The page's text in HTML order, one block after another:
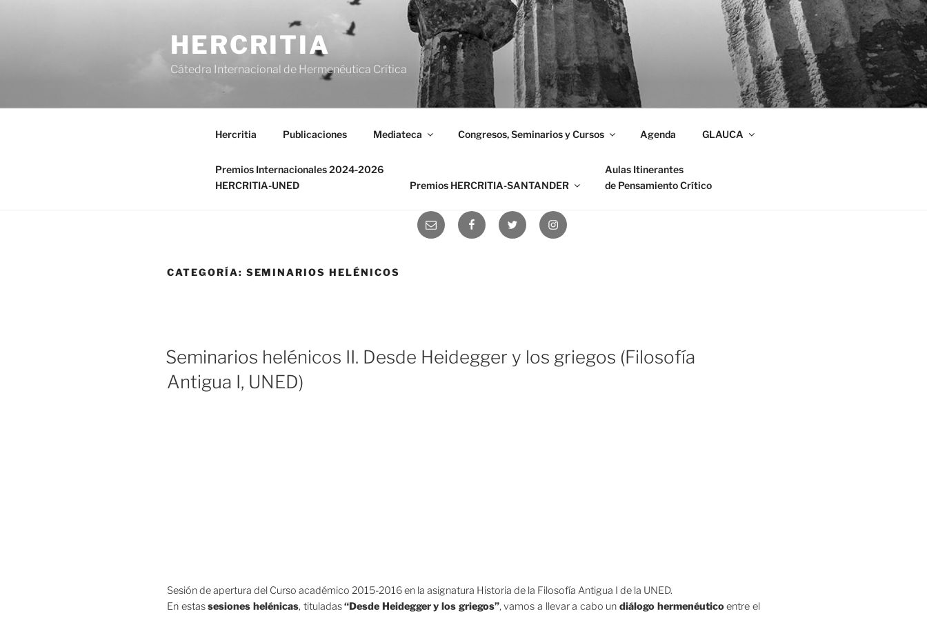
HERCRITIA
Cátedra Internacional de Hermenéutica Crítica
Hercritia Publicaciones Mediateca Congresos, Seminarios y Cursos Agenda GLAUCA
Premios Internacionales 2024-2026
HERCRITIA-UNED
Premios HERCRITIA-SANTANDER
Aulas Itinerantes
de Pensamiento Crítico
CATEGORÍA: SEMINARIOS HELÉNICOS
Seminarios helénicos II. Desde Heidegger y los griegos (Filosofía
Antigua I, UNED)
Sesión de apertura del Curso académico 2015-2016 en la asignatura Historia de la Filosofía Antigua I de la UNED.
En estassesiones helénicas, tituladas“Desde Heidegger y los griegos”, vamos a llevar a cabo undiálogo hermenéuticoentre el
Correo
electrónico
FacebookTwitter Instagram